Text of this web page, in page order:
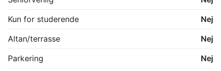
Kun for studerende
Nej
Altan/terrasse
Nej
Parkering
Nej